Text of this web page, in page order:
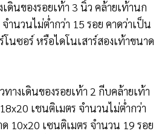
นของรอยเท้า 3 นิ้ว คล้ายเท้านก
ำนวนไม่ต่ำกว่า 15 รอย คาดว่าเป็น
โนซอร์ หรือไดโนเสาร์สองเท้าขนาด
งเดินของรอยเท้า 2 กีบคล้ายเท้า
เชนติเมตร จำนวนไม่ต่ำกว่า
10x20 เซนติเมตร จำนวน 19 รอย